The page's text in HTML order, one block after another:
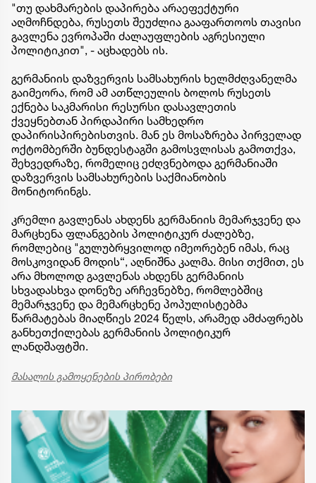
"თუ დახმარების დაპირება არაეფექტური
აღმოჩნდება, რუსეთს შეუძლია გააფართოოს თავისი
გავლენა ევროპაში ძალაუფლების აგრესიული
პოლიტიკით", - აცხადებს ის.
გერმანიის დაზვერვის სამსახურის ხელმძღვანელმა
გაიმეორა, რომ ამ ათწლეულის ბოლოს რუსეთს
ექნება საკმარისი რესურსი დასავლეთის
ქვეყნებთან პირდაპირი სამხედრო
დაპირისპირებისთვის. მან ეს მოსაზრება პირველად
ოქტომბერში ბუნდესტაგში გამოსვლისას გამოთქვა,
შეხვედრაზე, რომელიც ეძღვნებოდა გერმანიაში
დაზვერვის სამსახურების საქმიანობის
მონიტორინგს.
კრემლი გავლენას ახდენს გერმანიის მემარჯვენე და
მარცხენა ფლანგების პოლიტიკურ ძალებზე,
რომლებიც "გულუბრყვილოდ იმეორებენ იმას, რაც
მოსკოვიდან მოდის“, აღნიშნა კალმა. მისი თქმით, ეს
არა მხოლოდ გავლენას ახდენს გერმანიის
სხვადასხვა დონეზე არჩევნებზე, რომლებშიც
მემარჯვენე და მემარცხენე პოპულისტებმა
წარმატებას მიაღწიეს 2024 წელს, არამედ ამძაფრებს
განხეთქილებას გერმანიის პოლიტიკურ
ლანდშაფტში.
მასალის გამოყენების პირობები